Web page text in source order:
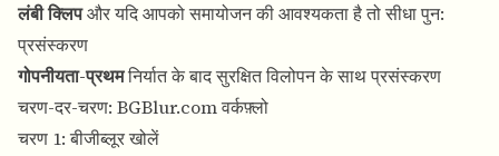
लंबी क्लिपऔर यदि आपको समायोजन की आवश्यकता है तो सीधा पुन:
प्रसंस्करण
गोपनीयता-प्रथमनिर्यात के बाद सुरक्षित विलोपन के साथ प्रसंस्करण
चरण-दर-चरण: BGBlur.com वर्कफ़्लो
चरण 1: बीजीब्लूर खोलें